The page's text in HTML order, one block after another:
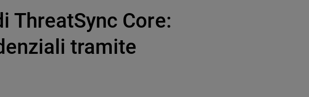
ThreatSync Core:
tramite